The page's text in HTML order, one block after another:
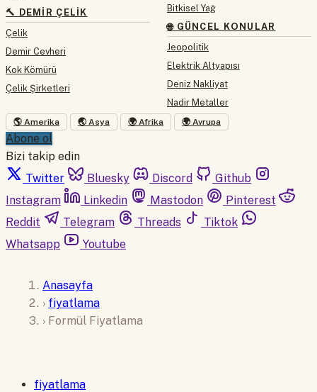
🔨 DEMIR ÇELIK
Çelik
Demir Cevheri
Kok Kömürü
Çelik Şirketleri
Bitkisel Yağ
🌐 GÜNCEL KONULAR
Jeopolitik
Elektrik Altyapısı
Deniz Nakliyat
Nadir Metaller
🌎 Amerika 🌏 Asya 🌍 Afrika 🌍 Avrupa
Abone ol
Bizi takip edin
Twitter
Bluesky Discord
Github
Instagram
Linkedin Mastodon
Pinterest
Reddit
Telegram Threads
Tiktok
Whatsapp
Youtube
Anasayfa
› fiyatlama
› Formül Fiyatlama
fiyatlama